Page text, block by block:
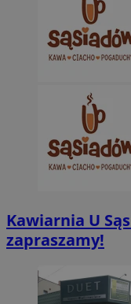
Kawiarnia U
zapraszamy!
Nazwa
SessID
QeSessID
MvSessID